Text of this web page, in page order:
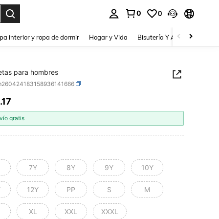
0 0
interior y ropa de dormir Hogar y Vida Bisutería Y Accesorios
para hombres
AND AVAILABILITY
.17
gratis
7Y 8Y 9Y 10Y
12Y PP S M
XL XXL XXXL